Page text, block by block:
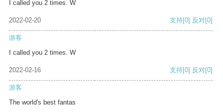
I called you 2 times. W
2022-02-20 支持[0] 反对[0]
游客
I called you 2 times. W
2022-02-16 支持[0] 反对[0]
游客
The world's best fantas